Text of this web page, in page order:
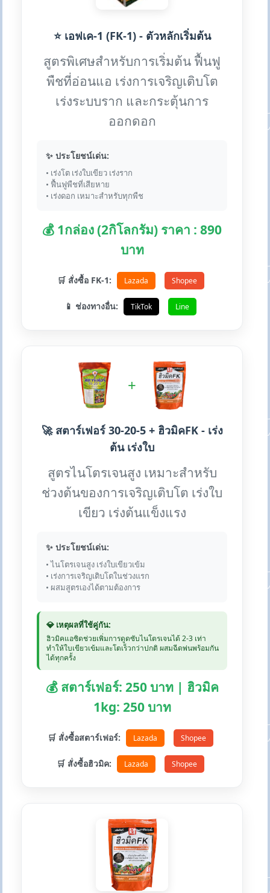
⭐ เอฟเค-1 (FK-1) - ตัวหลักเริ่มต้น
สูตรพิเศษสำหรับการเริ่มต้น ฟื้นฟู
พืชที่อ่อนแอ เร่งการเจริญเติบโต
เร่งระบบราก และกระตุ้นการ
ออกดอก
✨ ประโยชน์เด่น:
• เร่งโต เร่งใบเขียว เร่งราก
• ฟื้นฟูพืชที่เสียหาย
• เร่งดอก เหมาะสำหรับทุกพืช
💰 1กล่อง (2กิโลกรัม) ราคา : 890
บาท
🛒 สั่งซื้อ FK-1: Lazada Shopee
📱 ช่องทางอื่น: TikTok Line
+
🚀 สตาร์เฟอร์ 30-20-5 + ฮิวมิคFK - เร่ง
ต้น เร่งใบ
สูตรไนโตรเจนสูง เหมาะสำหรับ
ช่วงต้นของการเจริญเติบโต เร่งใบ
เขียว เร่งต้นแข็งแรง
✨ ประโยชน์เด่น:
• ไนโตรเจนสูง เร่งใบเขียวเข้ม
• เร่งการเจริญเติบโตในช่วงแรก
• ผสมสูตรเองได้ตามต้องการ
💎 เหตุผลที่ใช้คู่กัน:
ฮิวมิคแอซิดช่วยเพิ่มการดูดซับไนโตรเจนได้ 2-3 เท่า
ทำให้ใบเขียวเข้มและโตเร็วกว่าปกติ ผสมฉีดพ่นพร้อมกัน
ได้ทุกครั้ง
💰 สตาร์เฟอร์: 250 บาท | ฮิวมิค
1kg: 250 บาท
🛒 สั่งซื้อสตาร์เฟอร์: Lazada Shopee
🛒 สั่งซื้อฮิวมิค: Lazada Shopee